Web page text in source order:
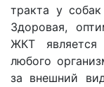
тракта у
Здоровая,
ЖКТ является
любого
за внешний